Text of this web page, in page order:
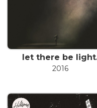
let there be
2016